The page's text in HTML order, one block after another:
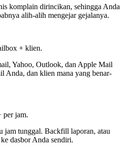
komplain dirincikan, sehingga Anda
alih-alih mengejar gejalanya.
+ klien.
Yahoo, Outlook, dan Apple Mail
Anda, dan klien mana yang benar-
per jam.
jam tunggal. Backfill laporan, atau
dasbor Anda sendiri.